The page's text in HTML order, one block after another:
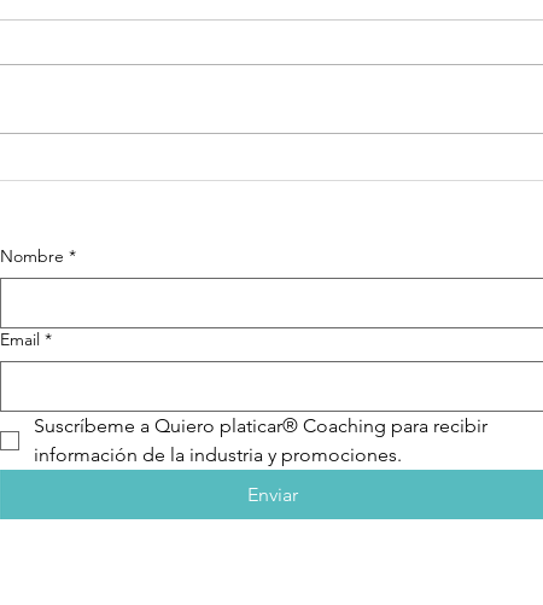
Adictos a la
El
Nombre *
Email *
Suscríbeme a Quiero platicar® Coaching para recibir
información de la industria y promociones.
Enviar